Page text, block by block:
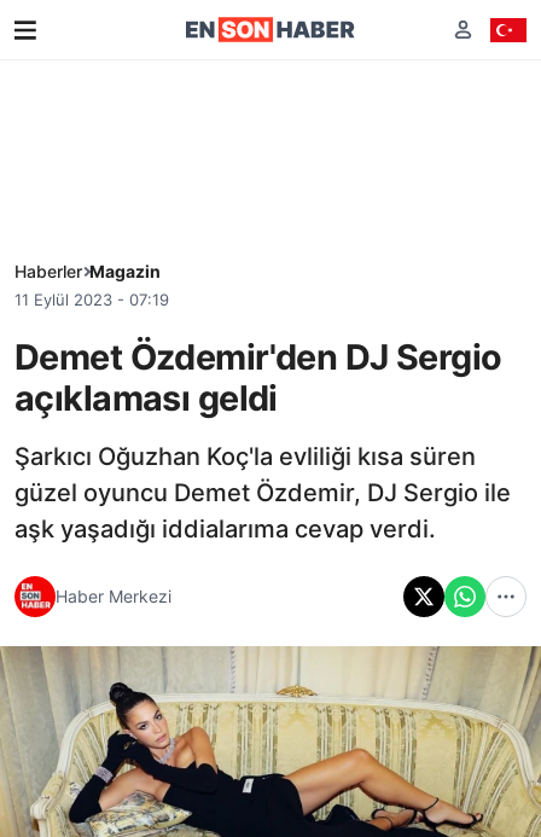
Haberler Magazin
11 Eylül 2023 - 07:19
Demet Özdemir'den DJ Sergio
açıklaması geldi
Şarkıcı Oğuzhan Koç'la evliliği kısa süren
güzel oyuncu Demet Özdemir, DJ Sergio ile
aşk yaşadığı iddialarıma cevap verdi.
Haber Merkezi